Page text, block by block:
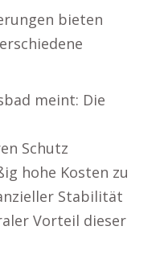
bieten
meint: Die
Schutz
hohe Kosten zu
Stabilität
Vorteil dieser